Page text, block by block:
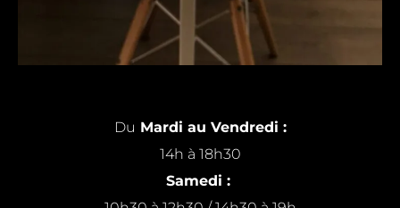
Du Mardi au Vendredi :
14h à 18h30
Samedi :